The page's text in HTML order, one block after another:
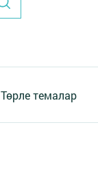
Төрле темалар